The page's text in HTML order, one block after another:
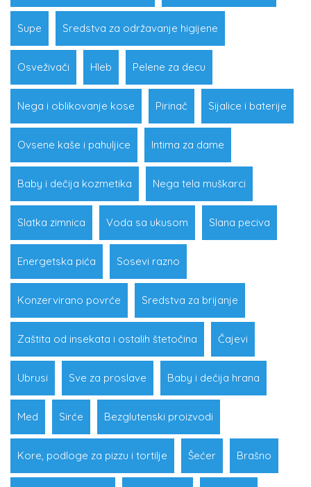
Supe Sredstva za održavanje higijene
Osveživači Hleb Pelene za decu
Nega i oblikovanje kose Pirinač Sijalice i baterije
Ovsene kaše i pahuljice Intima za dame
Baby i dečija kozmetika Nega tela muškarci
Slatka zimnica Voda sa ukusom Slana peciva
Energetska pića Sosevi razno
Konzervirano povrće Sredstva za brijanje
Zaštita od insekata i ostalih štetočina Čajevi
Ubrusi Sve za proslave Baby i dečija hrana
Med Sirće Bezglutenski proizvodi
Kore, podloge za pizzu i tortilje Šećer Brašno